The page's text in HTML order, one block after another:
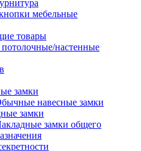
мебельные
товары
настенные
замки
навесные замки
замки
замки общего